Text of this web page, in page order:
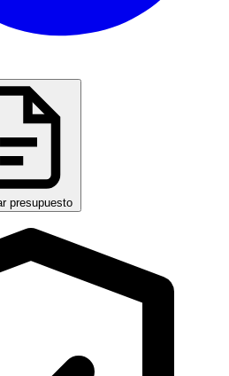
presupuesto